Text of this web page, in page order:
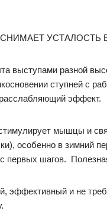
УСТАЛОСТЬ
выступами разной
ступней с
эффект.
мышцы и
особенно в зимний
с первых шагов.
и не